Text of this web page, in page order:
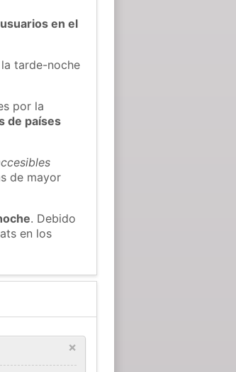
en el
tarde-noche
por la
de países
de mayor
. Debido
en los
×